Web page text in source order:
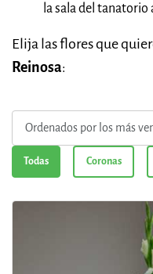
la sala del tanatorio
Elija las flores que
Reinosa:
Todas Coronas